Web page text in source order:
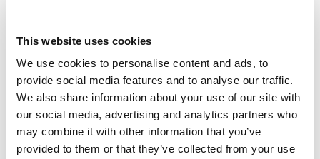
This website uses cookies
We use cookies to personalise content and ads, to
provide social media features and to analyse our traffic.
We also share information about your use of our site with
our social media, advertising and analytics partners who
may combine it with other information that you’ve
provided to them or that they’ve collected from your use
Vue :
Sud
Installations :